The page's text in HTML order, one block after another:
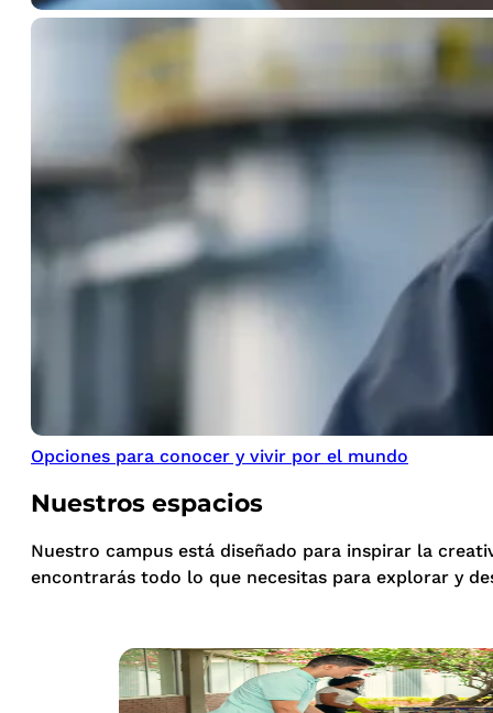
Opciones para conocer y vivir por el mundo
Nuestros espacios
Nuestro campus está diseñado para inspirar la
encontrarás todo lo que necesitas para explorar y